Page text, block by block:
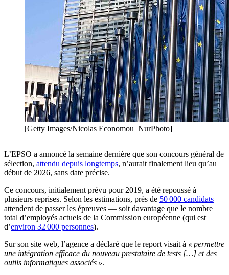
[Getty Images/Nicolas Economou_NurPhoto]
L’EPSO a annoncé la semaine dernière que son concours général de
sélection, attendu depuis longtemps, n’aurait finalement lieu qu’au
début de 2026, sans date précise.
Ce concours, initialement prévu pour 2019, a été repoussé à
plusieurs reprises. Selon les estimations, près de 50 000 candidats
attendent de passer les épreuves — soit davantage que le nombre
total d’employés actuels de la Commission européenne (qui est
d’environ 32 000 personnes).
Sur son site web, l’agence a déclaré que le report visait à « permettre
une intégration efficace du nouveau prestataire de tests […] et des
outils informatiques associés ».